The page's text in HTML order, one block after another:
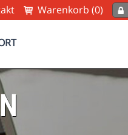
Warenkorb (0)